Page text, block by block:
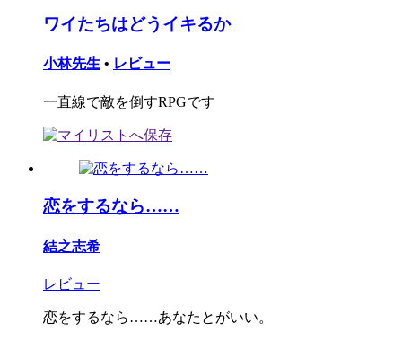
ワイたちはどうイキるか
小林先生 • レビュー
一直線で敵を倒すRPGです
恋をするなら……
結之志希
レビュー
恋をするなら……あなたとがいい。